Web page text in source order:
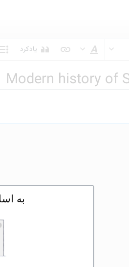
یادکرد
Modern history of
به